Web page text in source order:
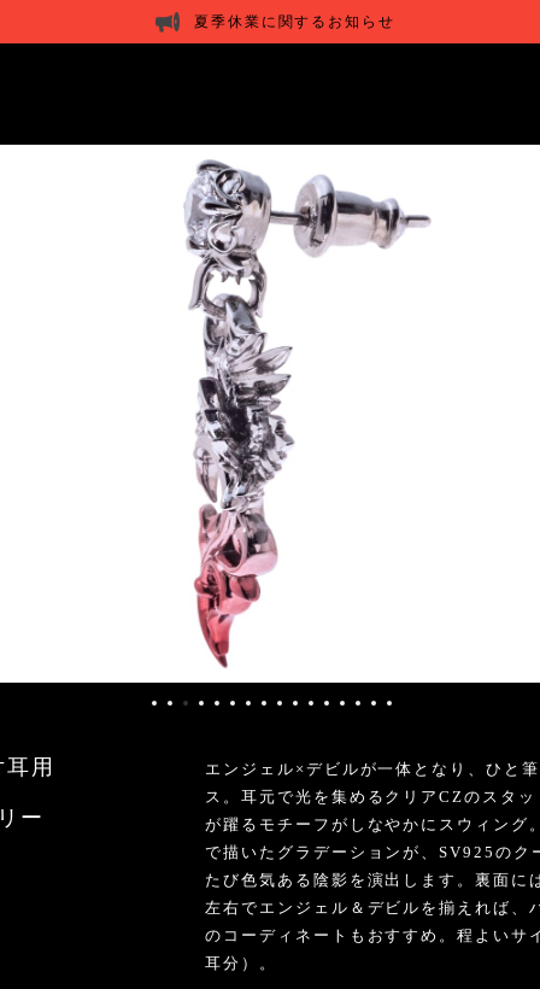
夏季休業に関するお知らせ
用
ー
エンジェル×デビルが一体となり、ひと
ス。耳元で光を集めるクリアCZのスタ
が躍るモチーフがしなやかにスウィング
で描いたグラデーションが、SV925のク
たび色気ある陰影を演出します。裏面に
左右でエンジェル＆デビルを揃えれば、
のコーディネートもおすすめ。程よい
耳分）。